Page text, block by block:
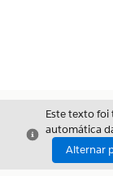
Fechar
Este texto
automática
Alternar